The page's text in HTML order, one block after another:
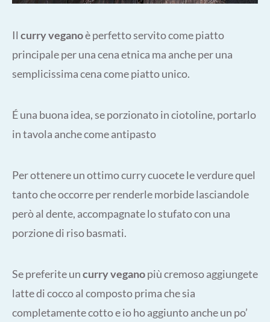
Il curry veganoè perfetto servito come piatto
principale per una cena etnica ma anche per una
semplicissima cena come piatto unico.
É una buona idea, se porzionato in ciotoline, portarlo
in tavola anche come antipasto
Per ottenere un ottimo curry cuocete le verdure quel
tanto che occorre per renderle morbide lasciandole
però al dente, accompagnate lo stufato con una
porzione di riso basmati.
Se preferite uncurry veganopiù cremoso aggiungete
latte di cocco al composto prima che sia
completamente cotto e io ho aggiunto anche un po’